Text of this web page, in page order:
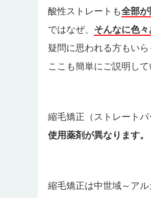
酸性ストレートも全部が
ではなぜ、 そんなに色々
疑問に思われる方もい
ここも簡単にご説明して
縮毛矯正（ストレート
使用薬剤が異なります。
縮毛矯正は中世域～アル